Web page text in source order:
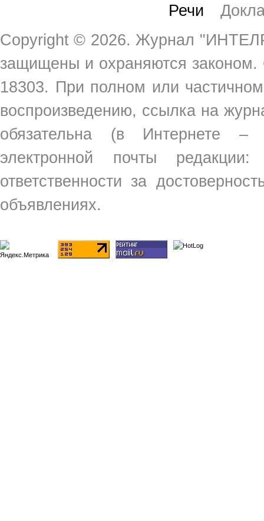
Речи
Copyright © 2026. Журнал
защищены и охраняются
18303. При полном или
воспроизведению, ссылка на
обязательна (в Интернете
электронной почты
ответственности за
объявлениях.